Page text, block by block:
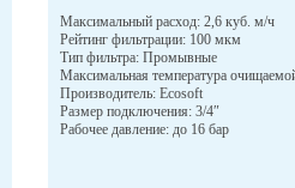
Максимальный расход: 2,6 куб. м/ч
Рейтинг фильтрации: 100 мкм
Тип фильтра: Промывные
Максимальная температура
Производитель: Ecosoft
Размер подключения: 3/4″
Рабочее давление: до 16 бар